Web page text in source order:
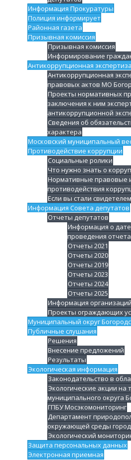
Информация Прокуратуры
Полиция информирует
Районная газета
Призывная комиссия
Призывная комиссия
Информирование
Антикоррупционная экспертиза
Антикоррупционная
правовых актов МО
Проекты нормативных
заключения к ним
антикоррупционной
Сведения об
характера
Московский муниципальный
Противодействие коррупции
Социальные ролики
Что нужно знать о
Нормативные правовые
противодействия
Если вы стали
Информация Совета депутатов
Отчеты депутатов
Информация о
проведения отчета
Отчеты 2021
Отчеты 2020
Отчеты 2019
Отчеты 2023
Отчеты 2024
Отчеты 2025
Информация организаций
Проекты ограждающих
Муниципальный округ
Публичные слушания
Решения
Внесение предложений
Результаты
Экологическая информация
Законодательство в
Экологические акции на
муниципального округа
ГПБУ Мосэкомониторинг
Департамент
окружающей среды
Экологический
Защита персональных данных
Электронная приемная